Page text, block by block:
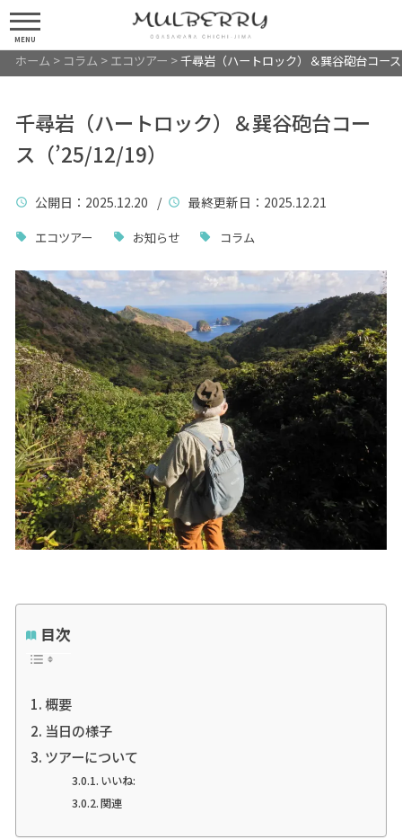
MENU
ホーム > コラム > エコツアー >千尋岩（ハートロック）＆巽谷砲台コー
千尋岩（ハートロック）＆巽谷砲台コー
ス（’25/12/19）
公開日 ：2025.12.20 / 最終更新日 ：2025.12.21
エコツアー お知らせ コラム
目次
概要
当日の様子
ツアーについて
いいね:
関連